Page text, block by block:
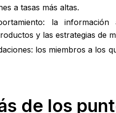
a tasas más altas.
la
y las estrategias de
los miembros a los
de los